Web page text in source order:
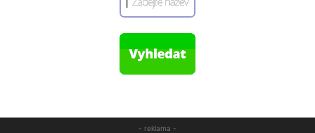
- reklama -